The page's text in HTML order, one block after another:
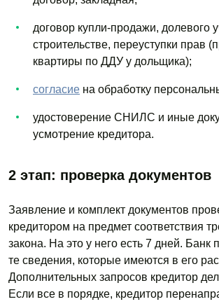
договор купли-продажи, долевого
строительстве, переуступки прав
квартиры по ДДУ у дольщика);
согласие на обработку
удостоверение СНИЛС и иные
усмотрение кредитора.
2 этап: проверка документов
Заявление и комплект документов
кредитором на предмет соответствия
закона. На это у него есть 7 дней. Банк
те сведения, которые имеются в его
Дополнительных запросов кредитор
Если все в порядке, кредитор